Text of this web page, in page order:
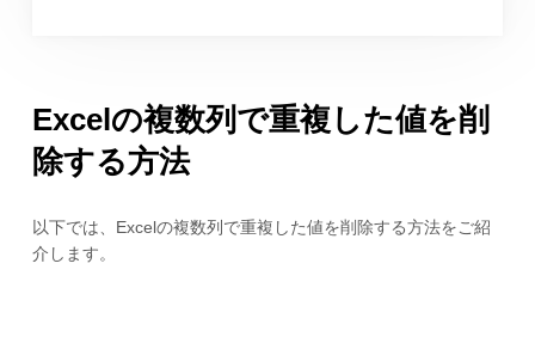
Excelの複数列で重複した値を削
除する方法
以下では、Excelの複数列で重複した値を削除する方法をご紹
介します。